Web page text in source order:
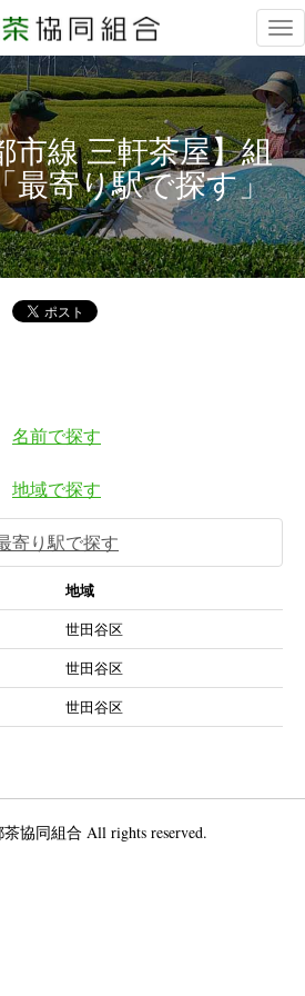
市線 三軒茶屋】組
最寄り駅で探す」
名前で探す
地域で探す
寄り駅で探す
地域
世田谷区
世田谷区
世田谷区
協同組合 All rights reserved.